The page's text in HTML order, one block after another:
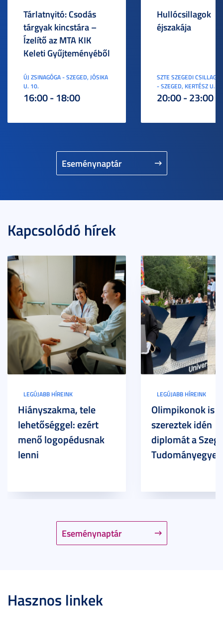
Eseménynaptár
Tárlatnyitó: Csodás
tárgyak kincstára –
Ízelítő az MTA KIK
Keleti Gyűjteményéből
ÚJ ZSINAGÓGA - SZEGED, JÓSIKA
U. 10.
16:00 - 18:00
Hullócsillagok
éjszakája
SZTE SZEGEDI
- SZEGED, KERTÉSZ U. 3.
20:00 - 23:00
Kapcsolódó hírek
Eseménynaptár
LEGÚJABB HÍREINK
Hiányszakma, tele
lehetőséggel: ezért
menő logopédusnak
lenni
LEGÚJABB HÍREINK
Olimpikonok is
szereztek idén
diplomát a
Hasznos linkek